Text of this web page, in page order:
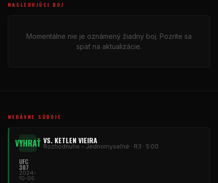
NASLEDUJÚCI BOJ
Momentálne nie je oznámený žiadny boj. Pozrite sa
späť na aktualizácie.
NEDÁVNE SÚBOJE
VYHRAŤ VS. KETLEN VIEIRA
Rozhodnutie - Jednomyseľné · R3 · 5:00
UFC
307
2024-
10-05